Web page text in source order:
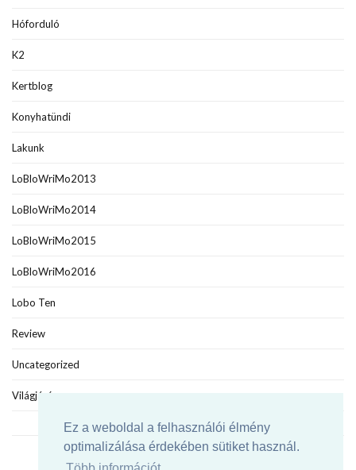
Ez a weboldal a felhasználói élmény
optimalizálása érdekében sütiket használ.
Hóforduló
K2
Kertblog
Konyhatündi
Lakunk
LoBloWriMo2013
LoBloWriMo2014
LoBloWriMo2015
LoBloWriMo2016
Lobo Ten
Review
Uncategorized
Világjáró